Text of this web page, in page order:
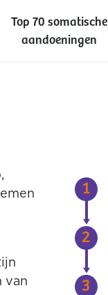
Top 70 somatische
aandoeningen
van